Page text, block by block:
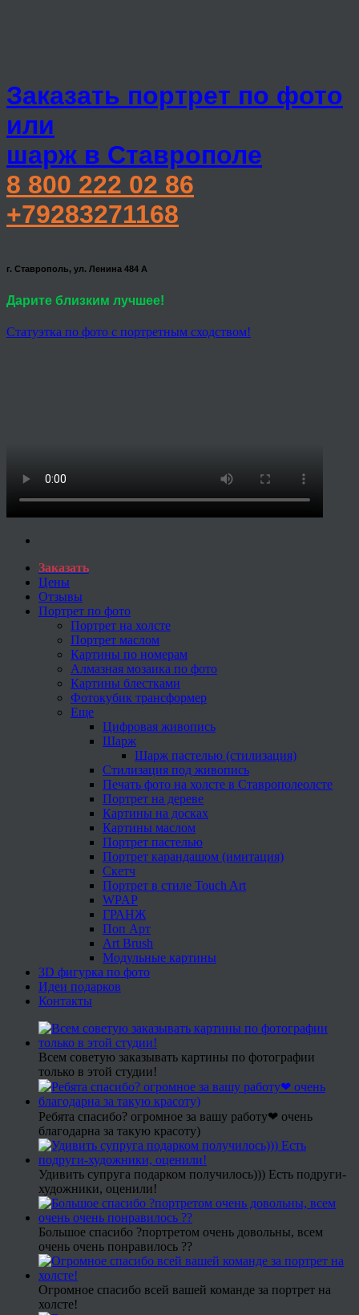
Заказать портрет по фото
или
шарж в Ставрополе
8 800 222 02 86
+79283271168
г. Ставрополь, ул. Ленина 484 А
Дарите близким лучшее!
Статуэтка по фото с портретным сходством!
Заказать
Цены
Отзывы
Портрет по фото
Портрет на холсте
Портрет маслом
Картины по номерам
Алмазная мозаика по фото
Картины блестками
Фотокубик трансформер
Еще
Цифровая живопись
Шарж
Шарж пастелью (стилизация)
Стилизация под живопись
Печать фото на холсте в Ставрополеолсте
Портрет на дереве
Картины на досках
Картины маслом
Портрет пастелью
Портрет карандашом (имитация)
Скетч
Портрет в стиле Touch Art
WPAP
ГРАНЖ
Поп Арт
Art Brush
Модульные картины
3D фигурка по фото
Идеи подарков
Контакты
Всем советую заказывать картины по фотографии
только в этой студии!
Ребята спасибо? огромное за вашу работу❤ очень
благодарна за такую красоту)
Удивить супруга подарком получилось))) Есть подруги-
художники, оценили!
Большое спасибо ?портретом очень довольны, всем
очень очень понравилось ??
Огромное спасибо всей вашей команде за портрет на
холсте!